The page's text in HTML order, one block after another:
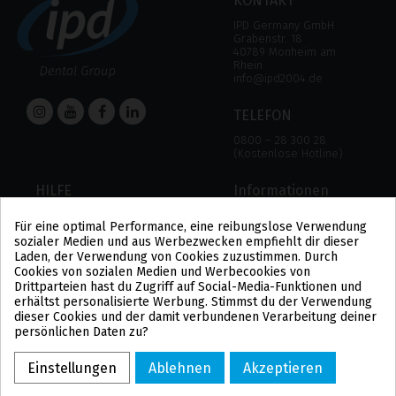
IPD Germany GmbH
Grabenstr. 18
40789 Monheim am
Rhein
info@ipd2004.de
TELEFON
0800 – 28 300 28
(Kostenlose Hotline)
HILFE
HILFE
ZAHLUNGSMODALITÄTEN
VERSAND UND RÜCKGABE
Informationen
RECHTLICHER HINWEIS
DATENSCHUTZBESTIMMUNGEN
COOKIE-POLITIK
ALLGEMEINE
GESCHÄFTSBEDINGUNGEN
US
PL
BE
ES
Für eine optimal Performance, eine reibungslose Verwendung
sozialer Medien und aus Werbezwecken empfiehlt dir dieser
Laden, der Verwendung von Cookies zuzustimmen. Durch
Cookies von sozialen Medien und Werbecookies von
Drittparteien hast du Zugriff auf Social-Media-Funktionen und
erhältst personalisierte Werbung. Stimmst du der Verwendung
dieser Cookies und der damit verbundenen Verarbeitung deiner
persönlichen Daten zu?
Einstellungen Ablehnen Akzeptieren